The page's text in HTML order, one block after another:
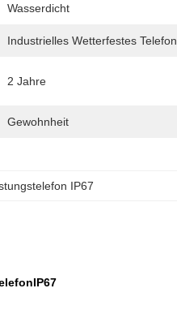
Wasserdicht
Industrielles Wetterfestes Telefon
2 Jahre
Gewohnheit
IP67